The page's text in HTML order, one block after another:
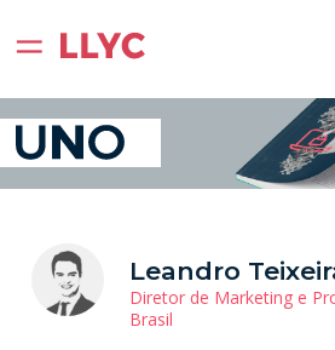
Leandro
Diretor de Marketing e
Brasil